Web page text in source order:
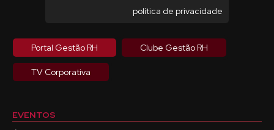
política de privacidade
Portal Gestão RH Clube Gestão RH
TV Corporativa
EVENTOS